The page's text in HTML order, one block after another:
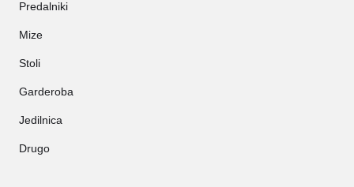
Predalniki
Mize
Stoli
Garderoba
Jedilnica
Drugo